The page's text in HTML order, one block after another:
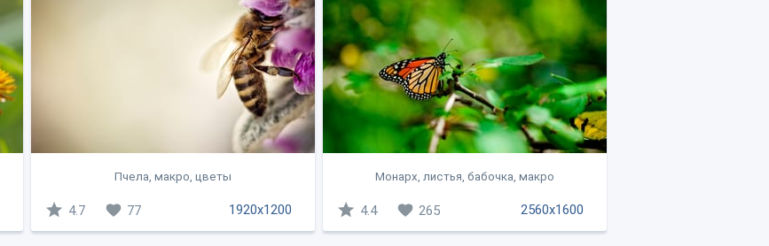
Пчела, макро, цветы
1920x1200
4.7 77
Монарх, листья, бабочка, макро
2560x1600
4.4 265